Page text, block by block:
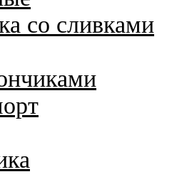
со сливками